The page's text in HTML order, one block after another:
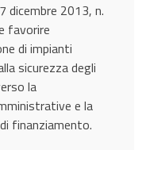
dicembre 2013, n.
favorire
di impianti
sicurezza degli
la
e la
finanziamento.